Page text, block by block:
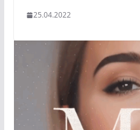
25.04.2022